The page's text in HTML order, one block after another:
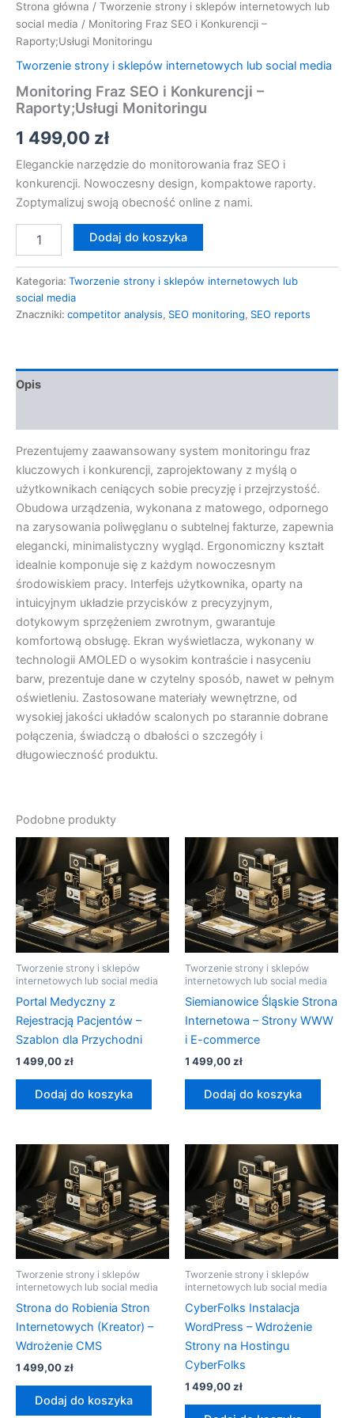
Strona główna / Tworzenie strony i sklepów internetowych lub
social media / Monitoring Fraz SEO i Konkurencji –
Raporty;Usługi Monitoringu
Tworzenie strony i sklepów internetowych lub social media
Monitoring Fraz SEO i Konkurencji –
Raporty;Usługi Monitoringu
1 499,00 zł
Eleganckie narzędzie do monitorowania fraz SEO i
konkurencji. Nowoczesny design, kompaktowe raporty.
Zoptymalizuj swoją obecność online z nami.
Dodaj do koszyka
Kategoria: Tworzenie strony i sklepów internetowych lub
social media
Znaczniki: competitor analysis, SEO monitoring, SEO reports
Opis
Prezentujemy zaawansowany system monitoringu fraz
kluczowych i konkurencji, zaprojektowany z myślą o
użytkownikach ceniących sobie precyzję i przejrzystość.
Obudowa urządzenia, wykonana z matowego, odpornego
na zarysowania poliwęglanu o subtelnej fakturze, zapewnia
elegancki, minimalistyczny wygląd. Ergonomiczny kształt
idealnie komponuje się z każdym nowoczesnym
środowiskiem pracy. Interfejs użytkownika, oparty na
intuicyjnym układzie przycisków z precyzyjnym,
dotykowym sprzężeniem zwrotnym, gwarantuje
komfortową obsługę. Ekran wyświetlacza, wykonany w
technologii AMOLED o wysokim kontraście i nasyceniu
barw, prezentuje dane w czytelny sposób, nawet w pełnym
oświetleniu. Zastosowane materiały wewnętrzne, od
wysokiej jakości układów scalonych po starannie dobrane
połączenia, świadczą o dbałości o szczegóły i
długowieczność produktu.
Podobne produkty
Tworzenie strony i sklepów
internetowych lub social media
Portal Medyczny z
Rejestracją Pacjentów –
Szablon dla Przychodni
1 499,00zł
Dodaj do koszyka
Tworzenie strony i sklepów
internetowych lub social media
Siemianowice Śląskie Strona
Internetowa – Strony WWW
i E-commerce
1 499,00zł
Dodaj do koszyka
Tworzenie strony i sklepów
internetowych lub social media
Strona do Robienia Stron
Internetowych (Kreator) –
Wdrożenie CMS
1 499,00zł
Dodaj do koszyka
Tworzenie strony i sklepów
internetowych lub social media
CyberFolks Instalacja
WordPress – Wdrożenie
Strony na Hostingu
CyberFolks
1 499,00zł